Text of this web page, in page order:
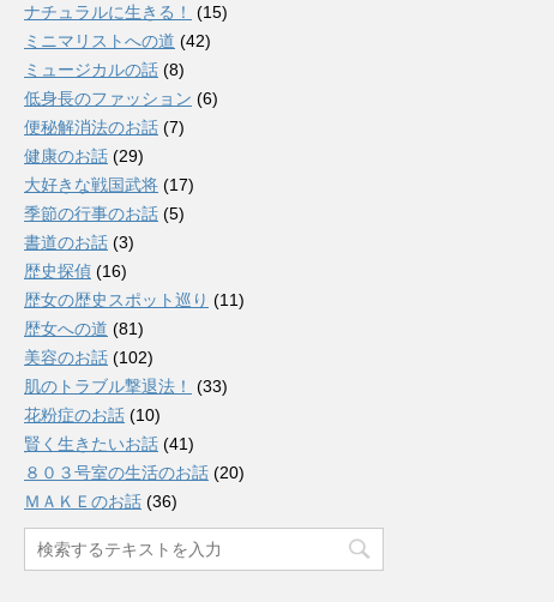
ナチュラルに生きる！
(15)
ミニマリストへの道 (42)
ミュージカルの話 (8)
低身長のファッション (6)
便秘解消法のお話 (7)
健康のお話 (29)
大好きな戦国武将 (17)
季節の行事のお話 (5)
書道のお話 (3)
歴史探偵 (16)
歴女の歴史スポット巡り (11)
歴女への道 (81)
美容のお話 (102)
肌のトラブル撃退法！
(33)
花粉症のお話 (10)
賢く生きたいお話 (41)
８０３号室の生活のお話 (20)
ＭＡＫＥのお話 (36)